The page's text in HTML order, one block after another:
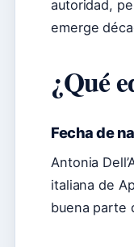
autoridad,
emerge
¿Qué
Fecha de
Antonia
italiana de
buena parte